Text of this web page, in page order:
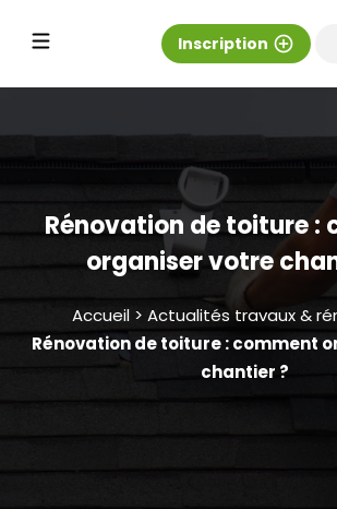
Inscription add_circle_outline
Rénovation de toiture :
organiser votre
Accueil > Actualités travaux &
Rénovation de toiture : comment
chantier ?